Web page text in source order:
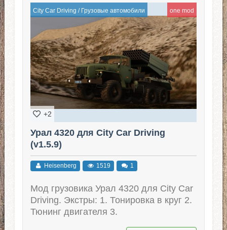
City Car Driving / Грузовые автомобили one mod
+2
Урал 4320 для City Car Driving
(v1.5.9)
Heisenberg 1519 1
Мод грузовика Урал 4320 для City Car
Driving. Экстры: 1. Тонировка в круг 2.
Тюнинг двигателя 3.